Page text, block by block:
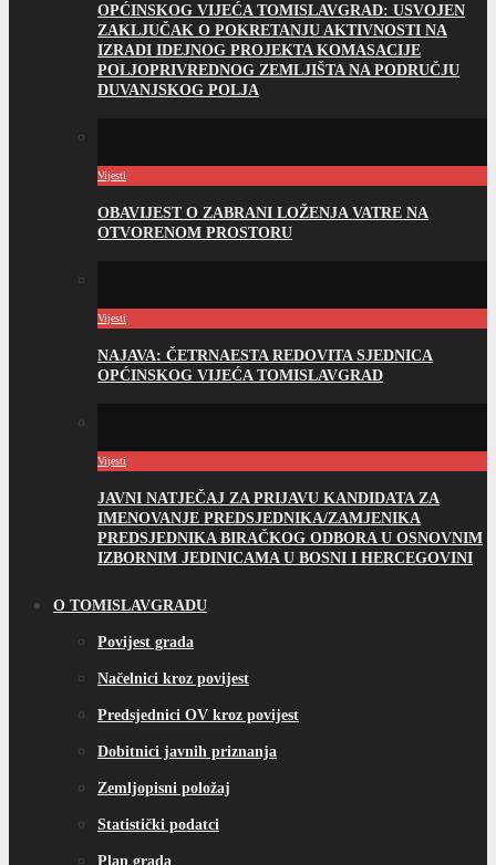
OPĆINSKOG VIJEĆA TOMISLAVGRAD: USVOJEN
ZAKLJUČAK O POKRETANJU AKTIVNOSTI NA
IZRADI IDEJNOG PROJEKTA KOMASACIJE
POLJOPRIVREDNOG ZEMLJIŠTA NA PODRUČJU
DUVANJSKOG POLJA
Vijesti
OBAVIJEST O ZABRANI LOŽENJA VATRE NA
OTVORENOM PROSTORU
Vijesti
NAJAVA: ČETRNAESTA REDOVITA SJEDNICA
OPĆINSKOG VIJEĆA TOMISLAVGRAD
Vijesti
JAVNI NATJEČAJ ZA PRIJAVU KANDIDATA ZA
IMENOVANJE PREDSJEDNIKA/ZAMJENIKA
PREDSJEDNIKA BIRAČKOG ODBORA U OSNOVNIM
IZBORNIM JEDINICAMA U BOSNI I HERCEGOVINI
O TOMISLAVGRADU
Povijest grada
Načelnici kroz povijest
Predsjednici OV kroz povijest
Dobitnici javnih priznanja
Zemljopisni položaj
Statistički podatci
Plan grada